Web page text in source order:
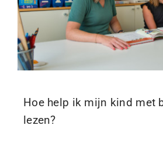
Hoe help ik mijn kind met
lezen?